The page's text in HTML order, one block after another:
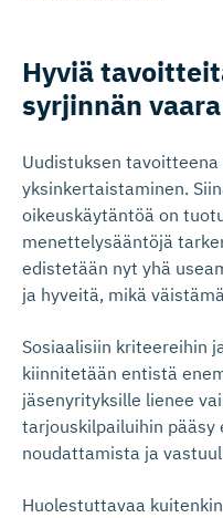
Hyviä
syrjinnän
Uudistuksen
yksinkertaistaminen.
oikeuskäytäntöä on
menettelysääntöjä
edistetään nyt yhä
ja hyveitä, mikä
Sosiaalisiin kriteereihin
kiinnitetään entistä
jäsenyrityksille lienee
tarjouskilpailuihin pääsy
noudattamista ja
Huolestuttavaa